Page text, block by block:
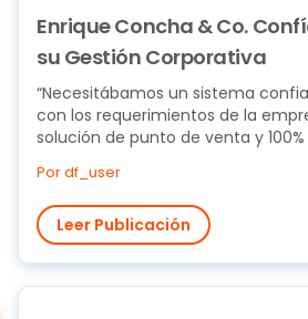
Enrique Concha & Co.
su Gestión Corporativa
“Necesitábamos un sistema
con los requerimientos de la
solución de punto de venta y 100%
Por df_user
Leer Publicación